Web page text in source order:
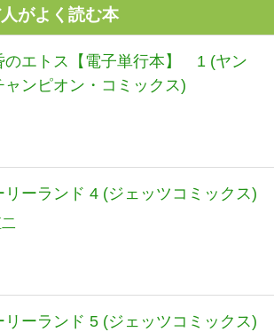
がよく読む本
のエトス【電子単行本】 1 (ヤン
ャンピオン・コミックス)
リーランド 4 (ジェッツコミックス)
リーランド 5 (ジェッツコミックス)